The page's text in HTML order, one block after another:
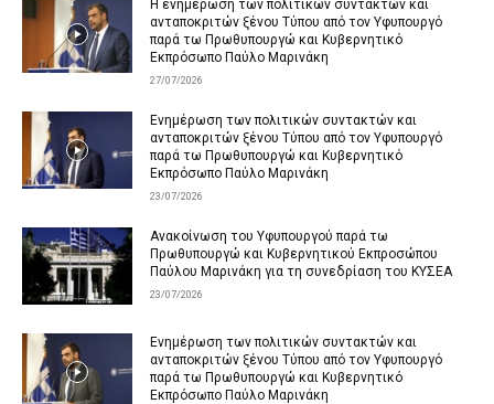
Η ενημέρωση των πολιτικών συντακτών και
ανταποκριτών ξένου Τύπου από τον Υφυπουργό
παρά τω Πρωθυπουργώ και Κυβερνητικό
Εκπρόσωπο Παύλο Μαρινάκη
27/07/2026
Ενημέρωση των πολιτικών συντακτών και
ανταποκριτών ξένου Τύπου από τον Υφυπουργό
παρά τω Πρωθυπουργώ και Κυβερνητικό
Εκπρόσωπο Παύλο Μαρινάκη
23/07/2026
Ανακοίνωση του Υφυπουργού παρά τω
Πρωθυπουργώ και Κυβερνητικού Εκπροσώπου
Παύλου Μαρινάκη για τη συνεδρίαση του ΚΥΣΕΑ
23/07/2026
Ενημέρωση των πολιτικών συντακτών και
ανταποκριτών ξένου Τύπου από τον Υφυπουργό
παρά τω Πρωθυπουργώ και Κυβερνητικό
Εκπρόσωπο Παύλο Μαρινάκη